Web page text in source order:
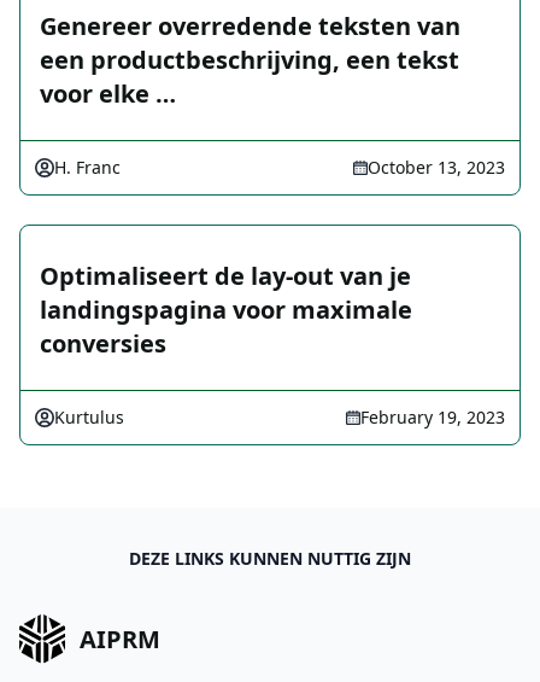
Genereer overredende teksten van
een productbeschrijving, een tekst
voor elke …
H. Franc October 13, 2023
Optimaliseert de lay-out van je
landingspagina voor maximale
conversies
Kurtulus February 19, 2023
DEZE LINKS KUNNEN NUTTIG ZIJN
AIPRM